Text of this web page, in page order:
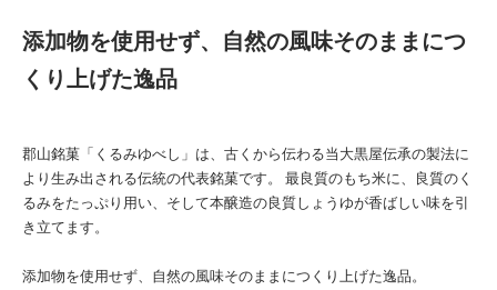
添加物を使用せず、自然の風味そのままにつ
くり上げた逸品
郡山銘菓「くるみゆべし」は、古くから伝わる当大黒屋伝承の製法に
より生み出される伝統の代表銘菓です。 最良質のもち米に、良質のく
るみをたっぷり用い、そして本醸造の良質しょうゆが香ばしい味を引
き立てます。
添加物を使用せず、自然の風味そのままにつくり上げた逸品。